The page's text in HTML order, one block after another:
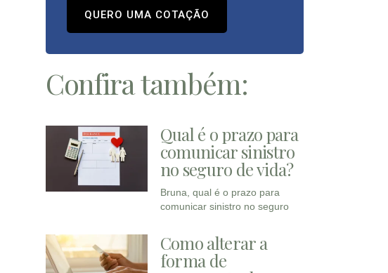
QUERO UMA COTAÇÃO
Confira também:
Qual é o prazo para
comunicar sinistro
no seguro de vida?
Bruna, qual é o prazo para
comunicar sinistro no seguro
Como alterar a
forma de